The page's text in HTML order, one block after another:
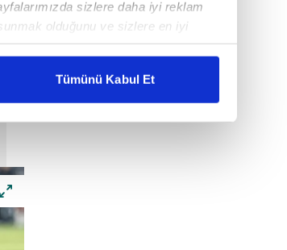
sizlere daha iyi reklam
olduğunu ve sizlere en iyi
maliyetlerimizi karşılamak
reklamlar gösterilmeyecektir."
ve sizlere yönelik
kullanılacaktır.
ilişkin detaylı bilgi için Ayarlar
Tümünü Kabul Et